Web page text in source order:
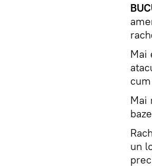
Mai
Mai
un